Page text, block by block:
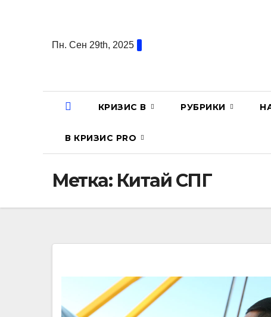
содержаниюПн. Сен 29th, 2025
КРИЗИС В РУБРИКИ
В КРИЗИС PRO
Метка: Китай СПГ